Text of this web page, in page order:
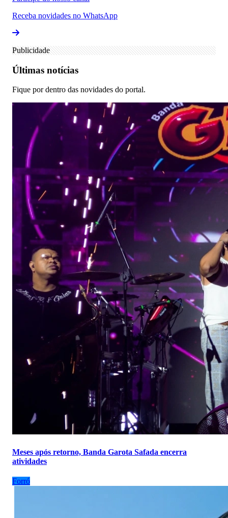
Receba novidades no WhatsApp
Publicidade
Últimas notícias
Fique por dentro das novidades do portal.
Meses após retorno, Banda Garota Safada encerra
atividades
Forró